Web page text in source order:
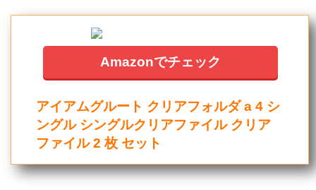
Amazonでチェック
アイアムグルート クリアフォルダ a 4 シ
ングル シングルクリアファイル クリア
ファイル 2 枚 セット